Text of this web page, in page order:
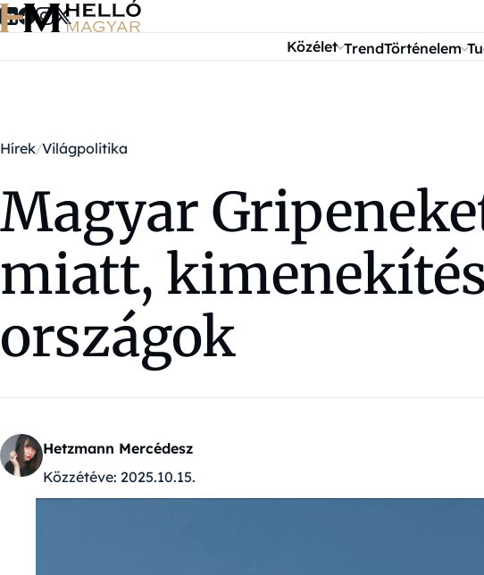
Ugrás a tartalomra
Közélet TrendTörténelem
Hírek Világpolitika
Magyar
miatt,
országok
Hetzmann Mercédesz
Közzétéve: 2025.10.15.